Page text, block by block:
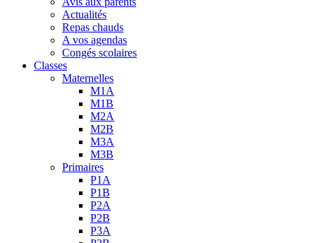
Actualités
Repas chauds
A vos agendas
Congés scolaires
Classes
Maternelles
M1A
M1B
M2A
M2B
M3A
M3B
Primaires
P1A
P1B
P2A
P2B
P3A